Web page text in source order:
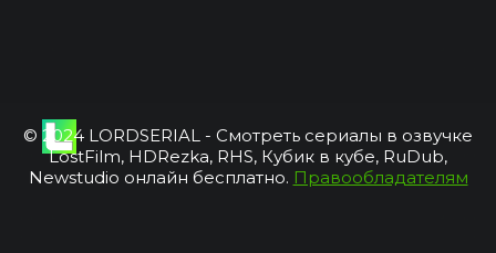
© 2024 LORDSERIAL - Смотреть сериалы в озвучке
LostFilm, HDRezka, RHS, Кубик в кубе, RuDub,
Newstudio онлайн бесплатно. Правообладателям